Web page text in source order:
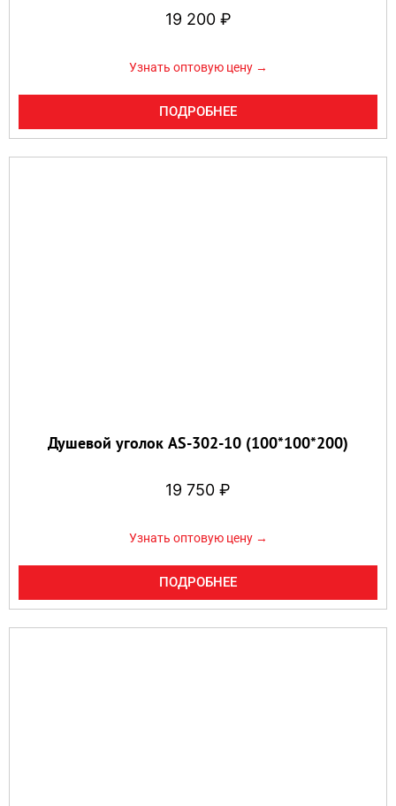
19 200 ₽
Узнать оптовую цену →
ПОДРОБНЕЕ
Душевой уголок AS-302-10 (100*100*200)
19 750 ₽
Узнать оптовую цену →
ПОДРОБНЕЕ